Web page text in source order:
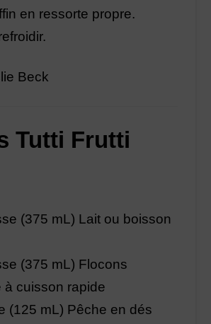
en ressorte propre.
Beck
Tutti Frutti
(375 mL) Lait ou boisson
(375 mL) Flocons
à cuisson rapide
(125 mL) Pêche en dés